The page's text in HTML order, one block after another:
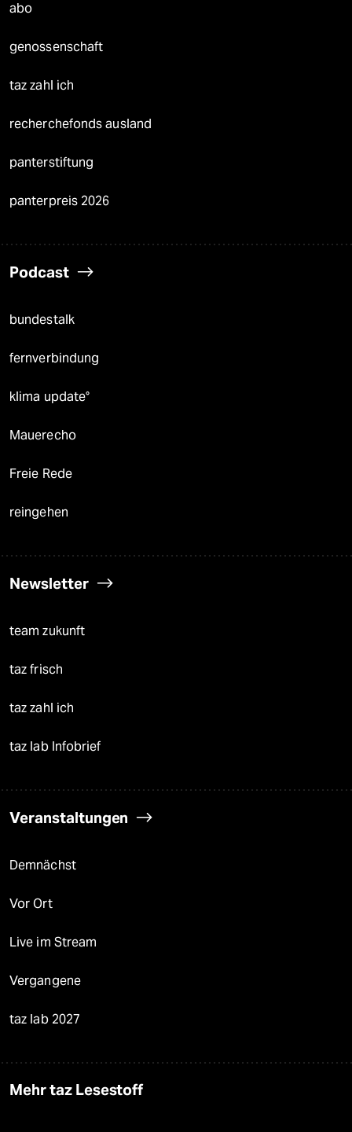
abo
genossenschaft
taz zahl ich
recherchefonds ausland
panterstiftung
panterpreis 2026
Podcast
bundestalk
fernverbindung
klima update°
Mauerecho
Freie Rede
reingehen
Newsletter
team zukunft
taz frisch
taz zahl ich
taz lab Infobrief
Veranstaltungen
Demnächst
Vor Ort
Live im Stream
Vergangene
taz lab 2027
Mehr taz Lesestoff